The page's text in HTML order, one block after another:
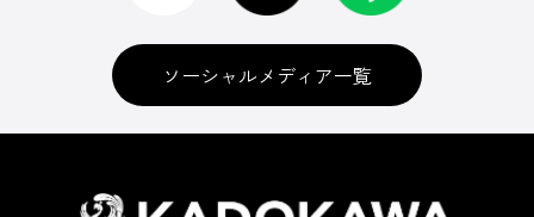
ソーシャルメディア一覧